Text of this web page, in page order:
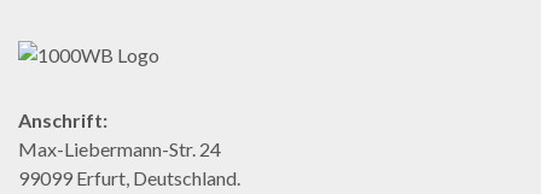
Anschrift:
Max-Liebermann-Str. 24
99099 Erfurt, Deutschland.